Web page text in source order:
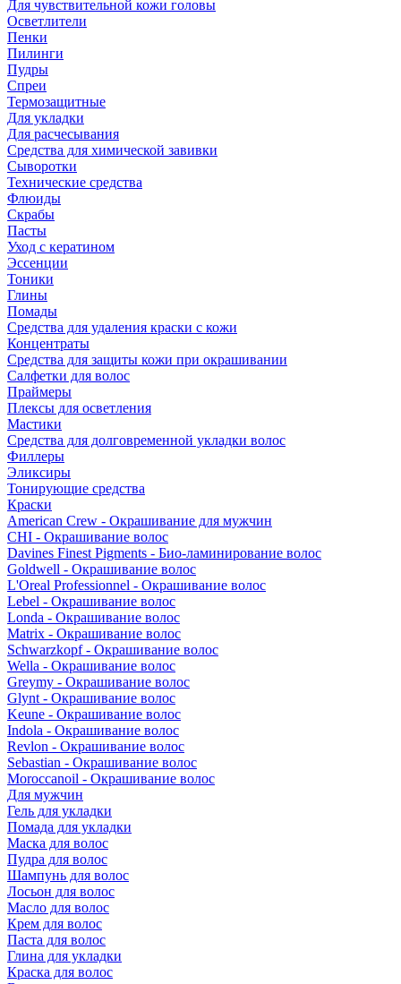
Для чувствительной кожи головы
Осветлители
Пенки
Пилинги
Пудры
Спреи
Термозащитные
Для укладки
Для расчесывания
Средства для химической завивки
Сыворотки
Технические средства
Флюиды
Скрабы
Пасты
Уход с кератином
Эссенции
Тоники
Глины
Помады
Средства для удаления краски с кожи
Концентраты
Средства для защиты кожи при окрашивании
Салфетки для волос
Праймеры
Плексы для осветления
Мастики
Средства для долговременной укладки волос
Филлеры
Эликсиры
Тонирующие средства
Краски
American Crew - Окрашивание для мужчин
CHI - Окрашивание волос
Davines Finest Pigments - Био-ламинирование волос
Goldwell - Окрашивание волос
L'Oreal Professionnel - Окрашивание волос
Lebel - Окрашивание волос
Londa - Окрашивание волос
Matrix - Окрашивание волос
Schwarzkopf - Окрашивание волос
Wella - Окрашивание волос
Greymy - Окрашивание волос
Glynt - Окрашивание волос
Keune - Окрашивание волос
Indola - Окрашивание волос
Revlon - Окрашивание волос
Sebastian - Окрашивание волос
Moroccanoil - Окрашивание волос
Для мужчин
Гель для укладки
Помада для укладки
Маска для волос
Пудра для волос
Шампунь для волос
Лосьон для волос
Масло для волос
Крем для волос
Паста для волос
Глина для укладки
Краска для волос